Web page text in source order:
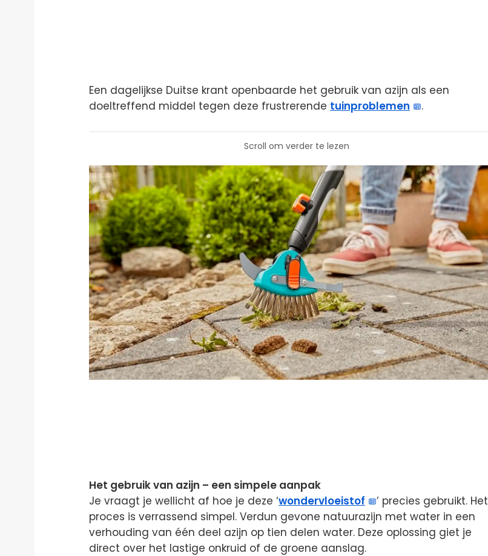
Een dagelijkse Duitse krant openbaarde het gebruik van azijn als een
doeltreffend middel tegen deze frustrerende tuinproblemen .
Scroll om verder te lezen
Het gebruik van azijn – een simpele aanpak
Je vraagt je wellicht af hoe je deze ‘wondervloeistof
’ precies gebruikt. Het
proces is verrassend simpel. Verdun gevone natuurazijn met water in een
verhouding van één deel azijn op tien delen water. Deze oplossing giet je
direct over het lastige onkruid of de groene aanslag.